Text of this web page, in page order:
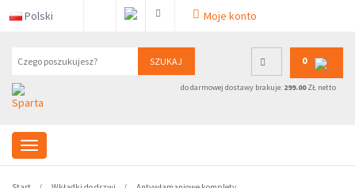
Polski Moje konto
SZUKAJ 0
do darmowej dostawy brakuje: 299.00ZŁ netto